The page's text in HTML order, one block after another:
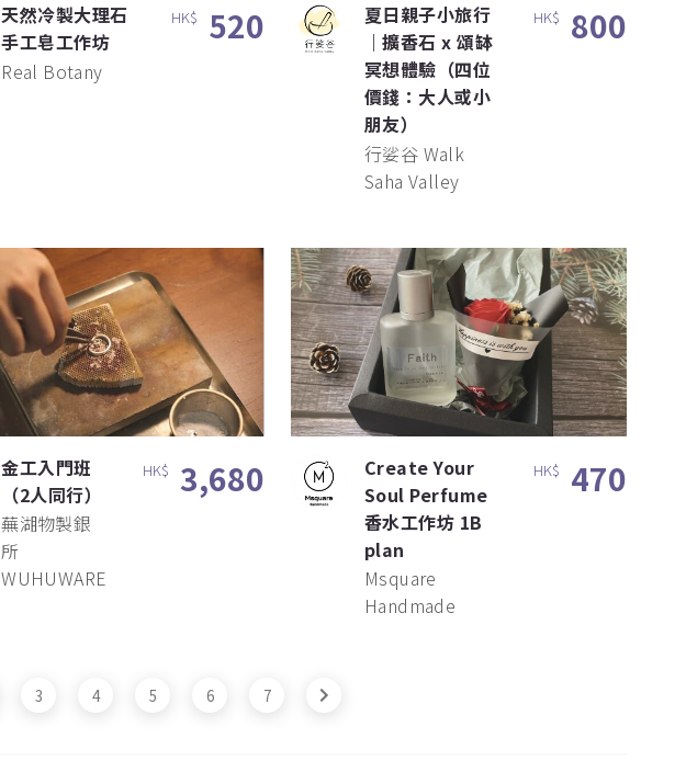
天然冷製大理石
手工皂工作坊
Real Botany
HK$ 520
夏日親子小旅行
｜擴香石 x 頌缽
冥想體驗（四位
價錢：大人或小
朋友）
行娑谷 Walk
Saha Valley
HK$ 800
金工入門班
（2人同行）
蕪湖物製銀
所
WUHUWARE
HK$ 3,680
Create Your
Soul Perfume
香水工作坊 1B
plan
Msquare
Handmade
HK$ 470
3 4 5 6 7